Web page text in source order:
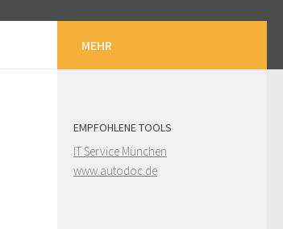
MEHR
EMPFOHLENE TOOLS
IT Service München
www.autodoc.de